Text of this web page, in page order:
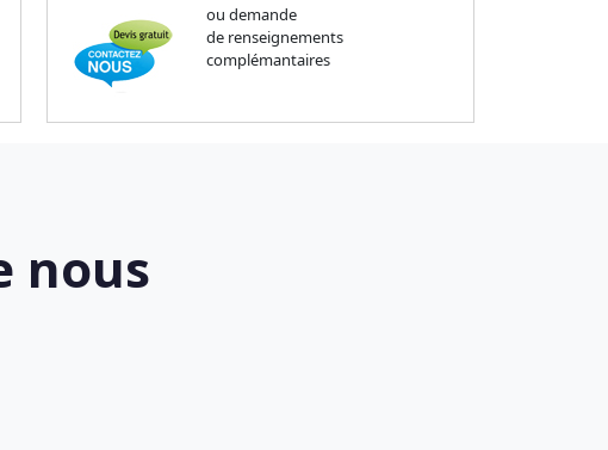
ou demande
de renseignements
complémantaires
nous